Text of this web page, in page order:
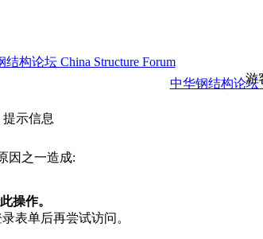
游
中华钢结构论坛
提示信息
因之一造成:
操作。
表单后再尝试访问。